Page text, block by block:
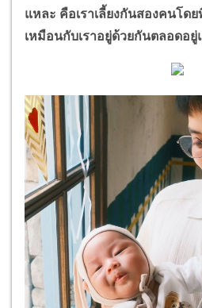
แหละ คือเราเลี้ยงกันสองคนโด
เหมือนกับเราอยู่ด้วยกันตลอดอยู่